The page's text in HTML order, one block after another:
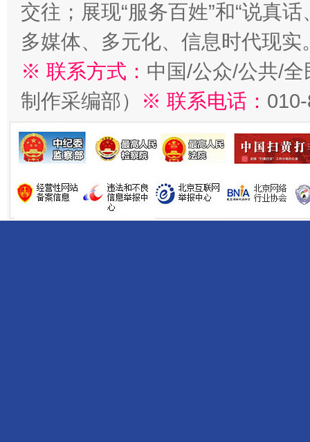
交往；展现“服务百姓”和“说真
多媒体、多元化、信息时代现实
※ 联系方式： 中国/公众/公共/
制作采编部）
※ 联系电话：